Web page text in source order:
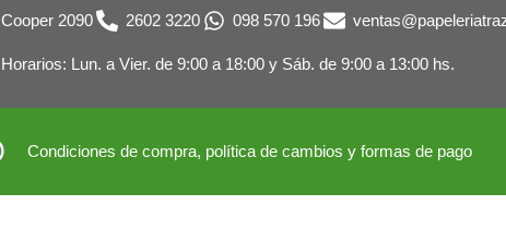
Cooper 2090 2602 3220 098 570 196
Horarios: Lun. a Vier. de 9:00 a 18:00 y Sáb. de 9:00 a 13:00 hs.
Condiciones de compra, política de cambios y formas de pago